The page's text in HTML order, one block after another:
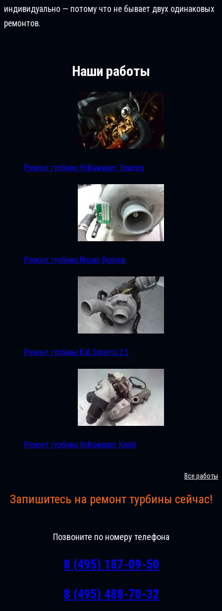
индивидуально — потому что не бывает двух одинаковых
ремонтов.
Наши работы
Ремонт турбины Volkswagen Touareg
Ремонт турбины Nissan Qashqai
Ремонт турбины KIA Sorento 2.5
Ремонт турбины Volkswagen Kaddi
Все работы
Запишитесь на ремонт турбины сейчас!
Позвоните по номеру телефона
8 (495) 187-09-50
8 (495) 488-70-32